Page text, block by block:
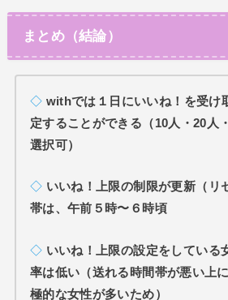
まとめ（結論）
◇ withでは１日にいいね！を受け
定することができる（10人・20人
選択可）
◇ いいね！上限の制限が更新（リ
帯は、午前５時〜６時頃
◇ いいね！上限の設定をしている
率は低い（送れる時間帯が悪い上
極的な女性が多いため）